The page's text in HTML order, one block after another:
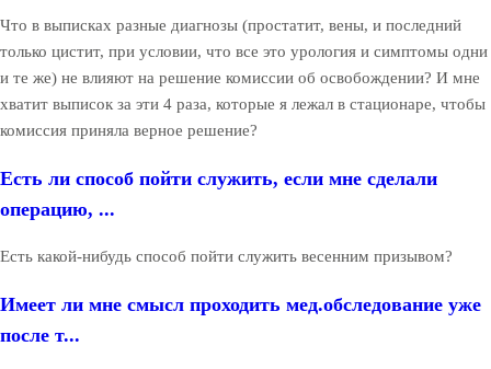
Что в выписках разные диагнозы (простатит, вены, и последний
только цистит, при условии, что все это урология и симптомы одни
и те же) не влияют на решение комиссии об освобождении? И мне
хватит выписок за эти 4 раза, которые я лежал в стационаре, чтобы
комиссия приняла верное решение?
Есть ли способ пойти служить, если мне сделали
операцию, ...
Есть какой-нибудь способ пойти служить весенним призывом?
Имеет ли мне смысл проходить мед.обследование уже
после т...